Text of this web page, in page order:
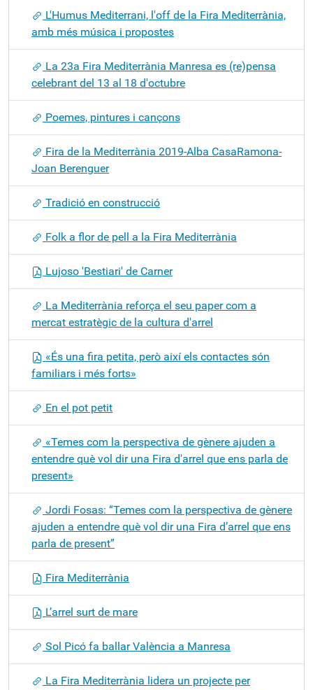
L'Humus Mediterrani, l'off de la Fira Mediterrània,
amb més música i propostes
La 23a Fira Mediterrània Manresa es (re)pensa
celebrant del 13 al 18 d'octubre
Poemes, pintures i cançons
Fira de la Mediterrània 2019-Alba CasaRamona-
Joan Berenguer
Tradició en construcció
Folk a flor de pell a la Fira Mediterrània
Lujoso 'Bestiari' de Carner
La Mediterrània reforça el seu paper com a
mercat estratègic de la cultura d'arrel
«És una fira petita, però així els contactes són
familiars i més forts»
En el pot petit
«Temes com la perspectiva de gènere ajuden a
entendre què vol dir una Fira d'arrel que ens parla de
present»
Jordi Fosas: “Temes com la perspectiva de gènere
ajuden a entendre què vol dir una Fira d’arrel que ens
parla de present”
Fira Mediterrània
L’arrel surt de mare
Sol Picó fa ballar València a Manresa
La Fira Mediterrània lidera un projecte per